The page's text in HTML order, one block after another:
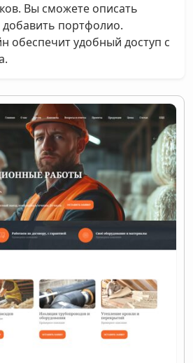
Вы сможете описать
портфолио.
обеспечит удобный доступ с